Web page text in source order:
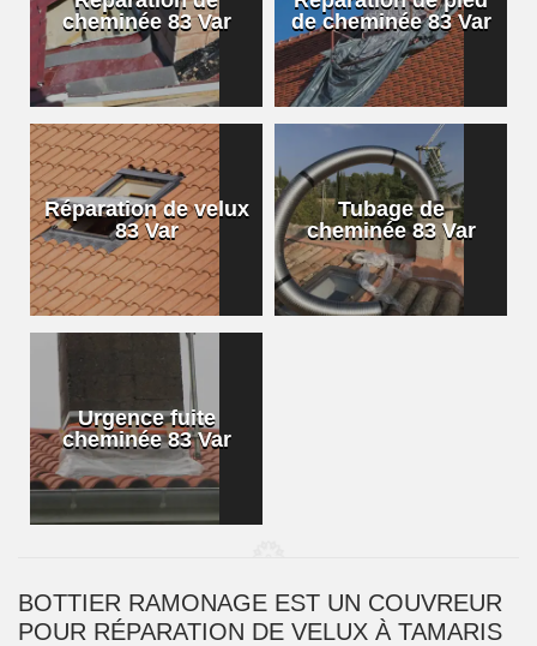
cheminée 83 Var
de cheminée 83 Var
Réparation de velux
83 Var
Tubage de
cheminée 83 Var
Urgence fuite
cheminée 83 Var
BOTTIER RAMONAGE EST UN COUVREUR
POUR RÉPARATION DE VELUX À TAMARIS